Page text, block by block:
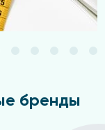
бренды